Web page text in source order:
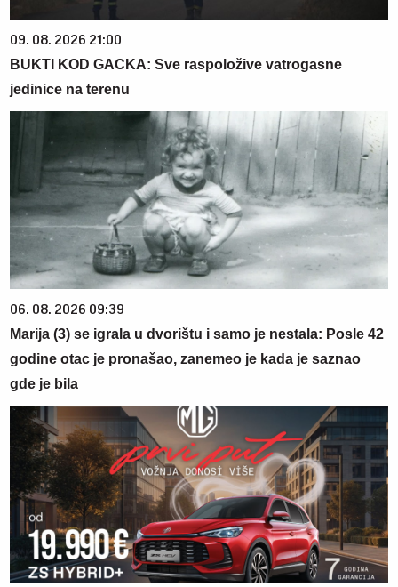
09. 08. 2026 21:00
BUKTI KOD GACKA: Sve raspoložive vatrogasne
jedinice na terenu
06. 08. 2026 09:39
Marija (3) se igrala u dvorištu i samo je nestala: Posle 42
godine otac je pronašao, zanemeo je kada je saznao
gde je bila